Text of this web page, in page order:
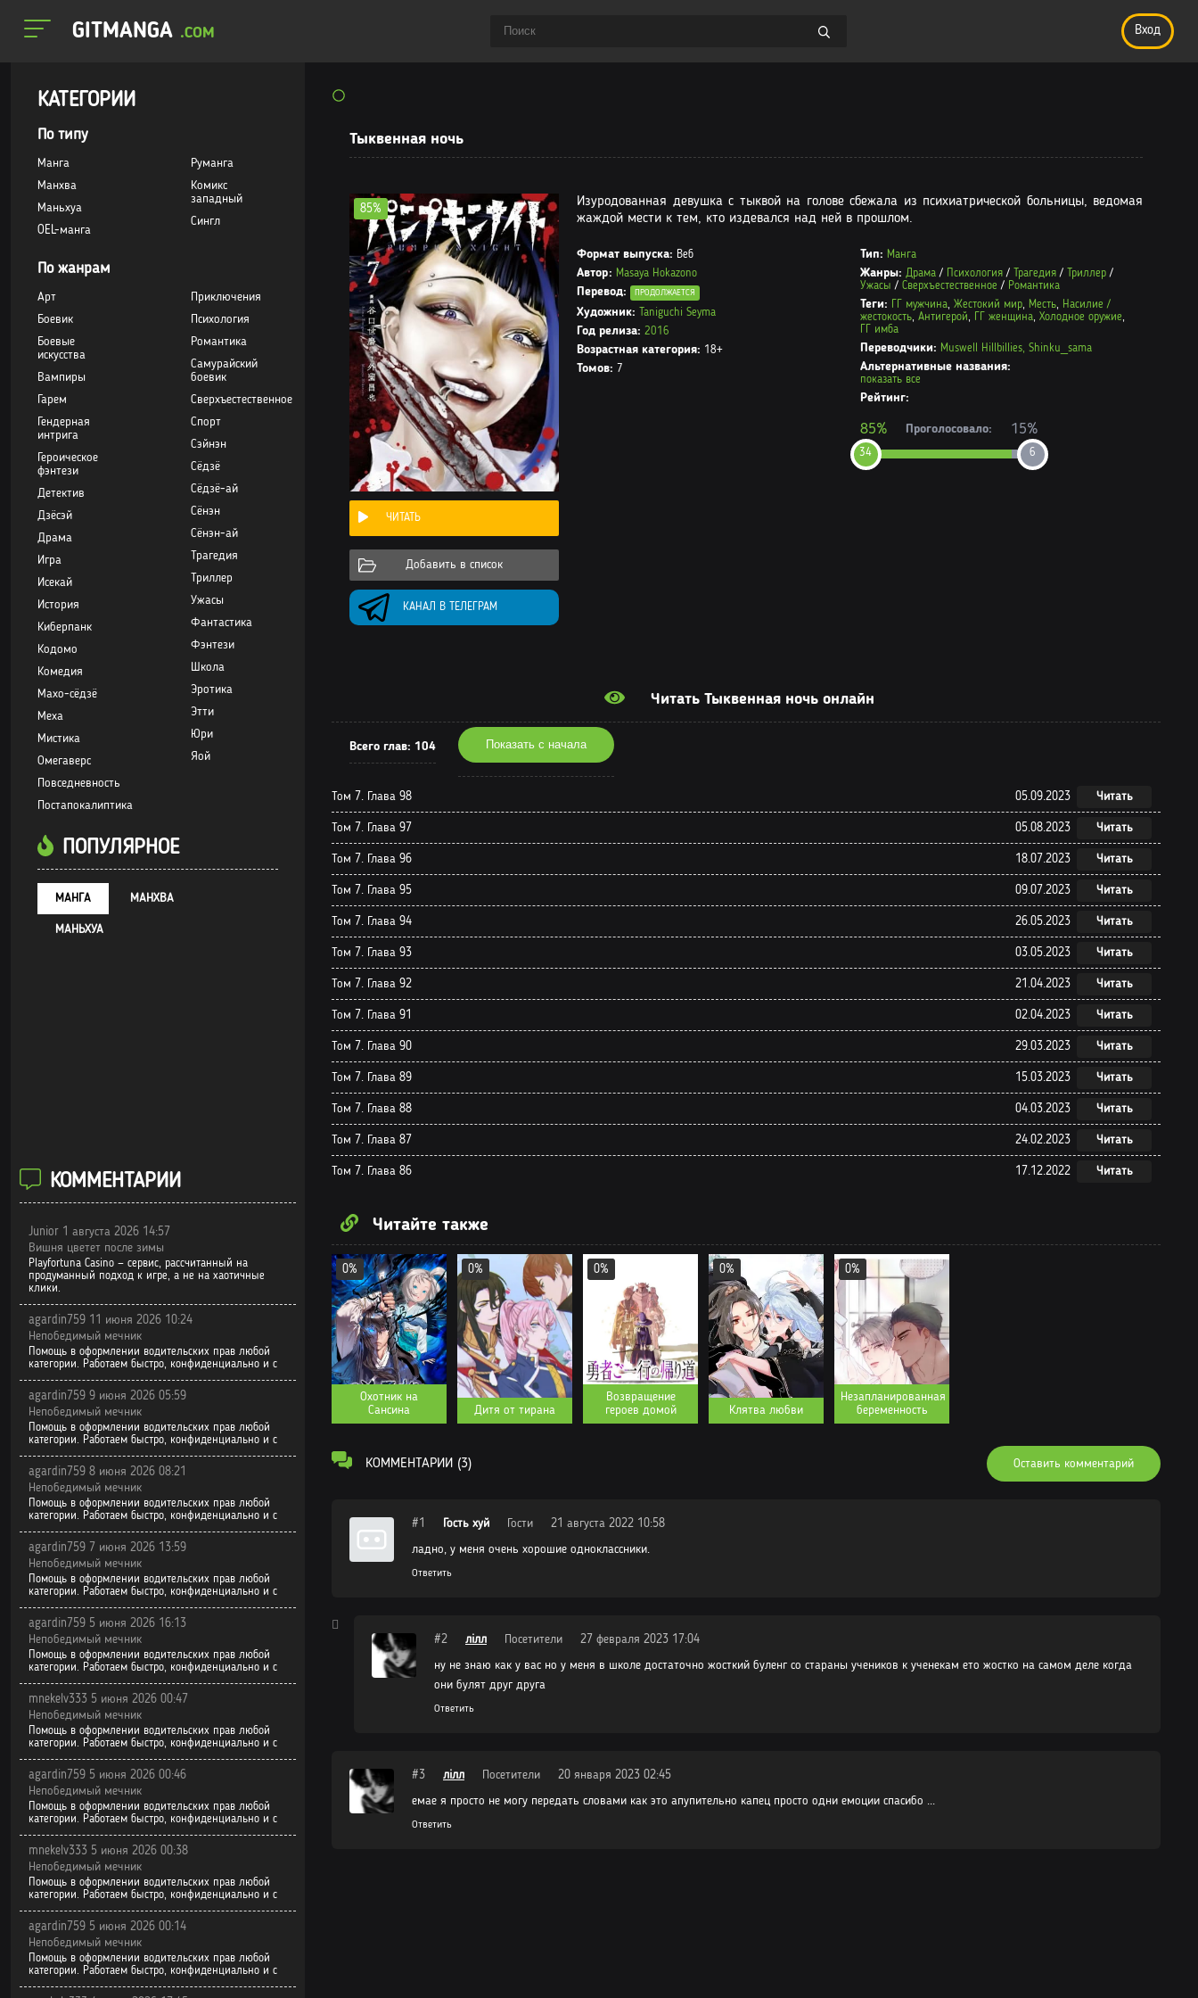
GITMANGA .COM Вход
Тыквенная ночь
85%
ЧИТАТЬ
Добавить в список
КАНАЛ В ТЕЛЕГРАМ
Изуродованная девушка с тыквой на голове сбежала из психиатрической больницы, ведомая
жаждой мести к тем, кто издевался над ней в прошлом.
Формат выпуска: Веб
Автор: Masaya Hokazono
Перевод: ПРОДОЛЖАЕТСЯ
Художник: Taniguchi Seyma
Год релиза: 2016
Возрастная категория: 18+
Томов: 7
Тип: Манга
Жанры: Драма/ Психология/ Трагедия/ Триллер/
Ужасы / Сверхъестественное / Романтика
Теги: ГГ мужчина, Жестокий мир, Месть, Насилие /
жестокость, Антигерой, ГГ женщина, Холодное оружие,
ГГ имба
Переводчики: Muswell Hillbillies, Shinku_sama
Альтернативные названия:
показать все
Рейтинг:
34
85% Проголосовало:
6
15%
Читать Тыквенная ночь онлайн
Всего глав: 104 Показать с начала
Том 6. Глава 66
Том 6. Глава 70 06.06.2022 Читать
Том 6. Глава 71
Том 6. Глава 74
29.07.2022 Читать
Том 6. Глава 77
Том 6. Глава 79
Том 7. Глава 80
Том 7. Глава 81
Том 7. Глава 82
Том 7. Глава 83
Том 7. Глава 84
Том 7. Глава 86 17.12.2022 Читать
Том 7. Глава 87 24.02.2023 Читать
Том 7. Глава 88 04.03.2023 Читать
Том 7. Глава 89 15.03.2023 Читать
Том 7. Глава 90 29.03.2023 Читать
Том 7. Глава 91 02.04.2023 Читать
Том 7. Глава 92 21.04.2023 Читать
Том 7. Глава 93 03.05.2023 Читать
Том 7. Глава 94 26.05.2023 Читать
Том 7. Глава 95 09.07.2023 Читать
Том 7. Глава 96 18.07.2023 Читать
Том 7. Глава 97 05.08.2023 Читать
Том 7. Глава 98 05.09.2023 Читать
Читайте также
0%
Охотник на
Сансина
0%
Дитя от тирана
0%
Возвращение
героев домой
0%
Клятва любви
0%
Незапланированная
беременность
КОММЕНТАРИИ (3) Оставить комментарий
#1 Гость хуй Гости 21 августа 2022 10:58
ладно, у меня очень хорошие одноклассники.
Ответить
#2 лілл Посетители 27 февраля 2023 17:04
ну не знаю как у вас но у меня в школе достаточно жосткий буленг со стараны учеников к ученекам ето жостко на самом деле когда
они булят друг друга
Ответить
#3 лілл Посетители 20 января 2023 02:45
емае я просто не могу передать словами как это апупительно капец просто одни емоции спасибо ...
Ответить
КАТЕГОРИИ
По типу
Манга
Манхва
Маньхуа
OEL-манга
Руманга
Комикс
западный
Сингл
По жанрам
Арт
Боевик
Боевые
искусства
Вампиры
Гарем
Гендерная
интрига
Героическое
фэнтези
Детектив
Дзёсэй
Драма
Игра
Исекай
История
Киберпанк
Кодомо
Комедия
Махо-сёдзё
Меха
Мистика
Омегаверс
Повседневность
Постапокалиптика
Приключения
Психология
Романтика
Самурайский
боевик
Сверхъестественное
Спорт
Сэйнэн
Сёдзё
Сёдзё-ай
Сёнэн
Сёнэн-ай
Трагедия
Триллер
Ужасы
Фантастика
Фэнтези
Школа
Эротика
Этти
Юри
Яой
ПОПУЛЯРНОЕ
МАНГА МАНХВА
МАНЬХУА
КОММЕНТАРИИ
Junior 1 августа 2026 14:57
Вишня цветет после зимы
Playfortuna Casino — сервис, рассчитанный на
продуманный подход к игре, а не на хаотичные
клики.
agardin759 11 июня 2026 10:24
Непобедимый мечник
Помощь в оформлении водительских прав любой
категории. Работаем быстро, конфиденциально и с
agardin759 9 июня 2026 05:59
Непобедимый мечник
Помощь в оформлении водительских прав любой
категории. Работаем быстро, конфиденциально и с
agardin759 8 июня 2026 08:21
Непобедимый мечник
Помощь в оформлении водительских прав любой
категории. Работаем быстро, конфиденциально и с
agardin759 7 июня 2026 13:59
Непобедимый мечник
Помощь в оформлении водительских прав любой
категории. Работаем быстро, конфиденциально и с
agardin759 5 июня 2026 16:13
Непобедимый мечник
Помощь в оформлении водительских прав любой
категории. Работаем быстро, конфиденциально и с
mnekelv333 5 июня 2026 00:47
Непобедимый мечник
Помощь в оформлении водительских прав любой
категории. Работаем быстро, конфиденциально и с
agardin759 5 июня 2026 00:46
Непобедимый мечник
Помощь в оформлении водительских прав любой
категории. Работаем быстро, конфиденциально и с
mnekelv333 5 июня 2026 00:38
Непобедимый мечник
Помощь в оформлении водительских прав любой
категории. Работаем быстро, конфиденциально и с
agardin759 5 июня 2026 00:14
Непобедимый мечник
Помощь в оформлении водительских прав любой
категории. Работаем быстро, конфиденциально и с